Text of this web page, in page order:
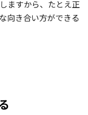
ますから、たとえ正
向き合い方ができる